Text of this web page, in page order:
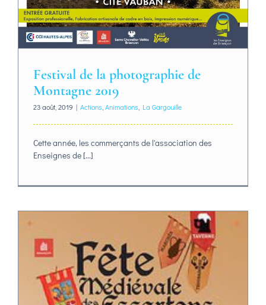
Festival de la photographie de
Montagne 2019
23 août, 2019 | Actions Animations La Gargouille
Cette année, les commerçants de l'association des
Enseignes de [...]